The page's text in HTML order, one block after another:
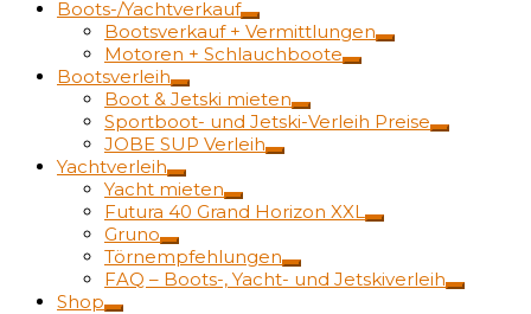
Boots-/Yachtverkauf
Bootsverkauf + Vermittlungen
Motoren + Schlauchboote
Bootsverleih
Boot & Jetski mieten
Sportboot- und Jetski-Verleih Preise
JOBE SUP Verleih
Yachtverleih
Yacht mieten
Futura 40 Grand Horizon XXL
Gruno
Törnempfehlungen
FAQ – Boots-, Yacht- und Jetskiverleih
Shop